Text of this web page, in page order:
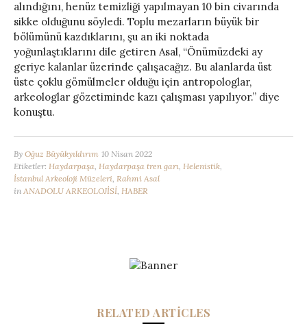
alındığını, henüz temizliği yapılmayan 10 bin civarında
sikke olduğunu söyledi. Toplu mezarların büyük bir
bölümünü kazdıklarını, şu an iki noktada
yoğunlaştıklarını dile getiren Asal, “Önümüzdeki ay
geriye kalanlar üzerinde çalışacağız. Bu alanlarda üst
üste çoklu gömülmeler olduğu için antropologlar,
arkeologlar gözetiminde kazı çalışması yapılıyor.” diye
konuştu.
By Oğuz Büyükyıldırım 10 Nisan 2022
Etiketler: Haydarpaşa, Haydarpaşa tren garı, Helenistik,
İstanbul Arkeoloji Müzeleri, Rahmi Asal
in ANADOLU ARKEOLOJİSİ, HABER
RELATED ARTICLES